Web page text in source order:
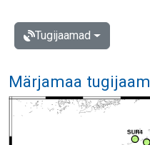
Tugijaamad
Märjamaa tugijaam